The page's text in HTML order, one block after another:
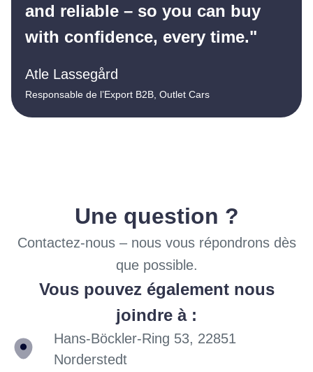
and reliable – so you can buy
with confidence, every time."
Atle Lassegård
Responsable de l’Export B2B, Outlet Cars
Une question ?
Contactez-nous – nous vous répondrons dès
que possible.
Vous pouvez également nous
joindre à :
Hans-Böckler-Ring 53, 22851
Norderstedt